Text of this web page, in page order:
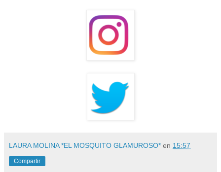
LAURA MOLINA *EL MOSQUITO GLAMUROSO* en 15:57
Compartir